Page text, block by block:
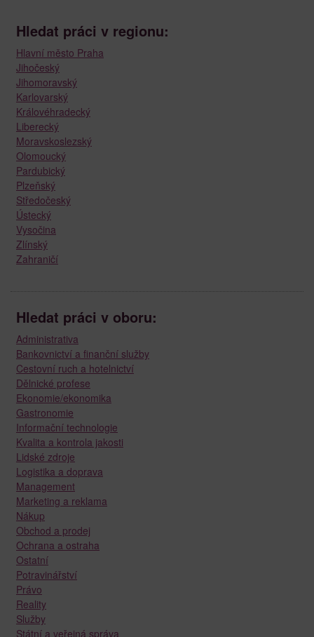
Hledat práci v regionu:
Hlavní město Praha
Jihočeský
Jihomoravský
Karlovarský
Královéhradecký
Liberecký
Moravskoslezský
Olomoucký
Pardubický
Plzeňský
Středočeský
Ústecký
Vysočina
Zlínský
Zahraničí
Hledat práci v oboru:
Administrativa
Bankovnictví a finanční služby
Cestovní ruch a hotelnictví
Dělnické profese
Ekonomie/ekonomika
Gastronomie
Informační technologie
Kvalita a kontrola jakosti
Lidské zdroje
Logistika a doprava
Management
Marketing a reklama
Nákup
Obchod a prodej
Ochrana a ostraha
Ostatní
Potravinářství
Právo
Reality
Služby
Státní a veřejná správa